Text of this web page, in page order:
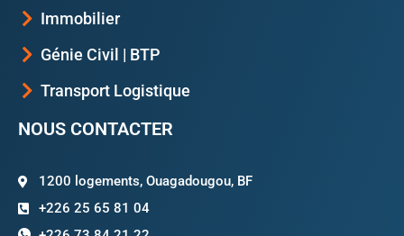
Immobilier
Génie Civil | BTP
Transport Logistique
NOUS CONTACTER
1200 logements, Ouagadougou, BF
+226 25 65 81 04